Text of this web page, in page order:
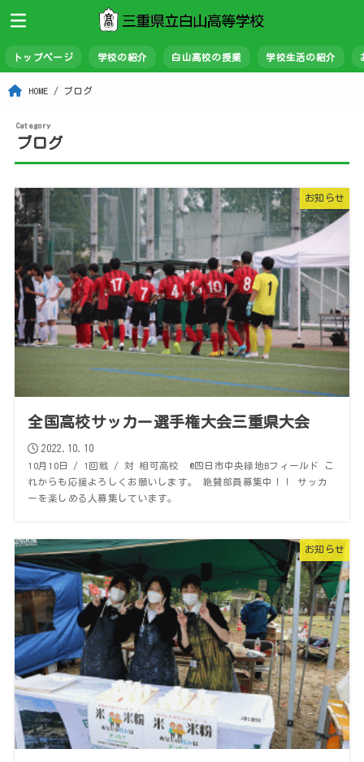
トップページ 学校の紹介 白山高校の授業 学校生活の紹介
HOME ブログ
ブログ
お知らせ
全国高校サッカー選手権大会三重県大会
2022.10.10
10月10日 / 1回戦 / 対 相可高校 @四日市中央緑地Bフィールド こ
れからも応援よろしくお願いします。 絶賛部員募集中！！ サッカ
ーを楽しめる人募集しています。
お知らせ